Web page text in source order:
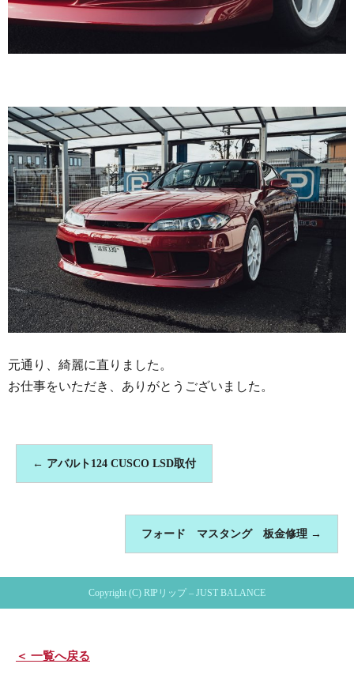
元通り、綺麗に直りました。
お仕事をいただき、ありがとうございました。
← アバルト124 CUSCO LSD取付
フォード マスタング 板金修理 →
Copyright (C) RIPリップ – JUST BALANCE
＜ 一覧へ戻る